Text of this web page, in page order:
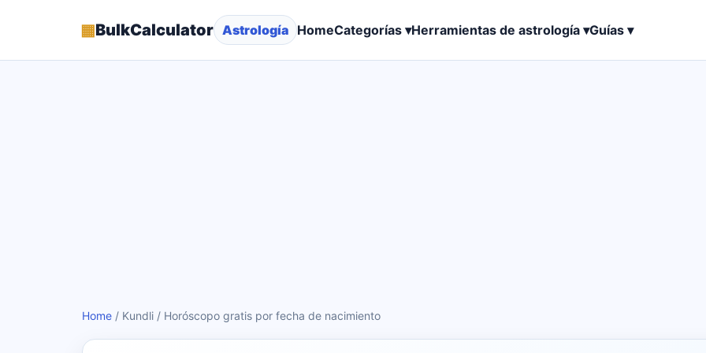
▦BulkCalculator Astrología HomeCategorías ▾Herramientas de astrología ▾Guías ▾
Home / Kundli / Horóscopo gratis por fecha de nacimiento